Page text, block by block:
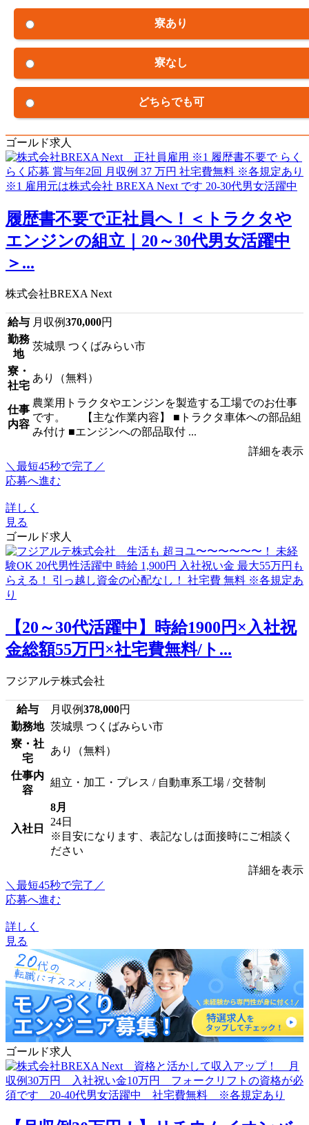
寮あり
寮なし
どちらでも可
ゴールド求人
履歴書不要で正社員へ！＜トラクタや
エンジンの組立｜20～30代男女活躍中
＞...
株式会社BREXA Next
給与 月収例370,000円
勤務
地
茨城県 つくばみらい市
寮・
社宅
あり（無料）
仕事
内容
農業用トラクタやエンジンを製造する工場でのお仕事
です。 【主な作業内容】 ■トラクタ車体への部品組
み付け ■エンジンへの部品取付 ...
詳細を表示
＼最短45秒で完了／
応募へ進む
詳しく
見る
ゴールド求人
【20～30代活躍中】時給1900円×入社祝
金総額55万円×社宅費無料/ト...
フジアルテ株式会社
給与 月収例378,000円
勤務地 茨城県 つくばみらい市
寮・社
宅
あり（無料）
仕事内
容
組立・加工・プレス / 自動車系工場 / 交替制
入社日
8月
24日
※目安になります、表記なしは面接時にご相談く
ださい
詳細を表示
＼最短45秒で完了／
応募へ進む
詳しく
見る
ゴールド求人